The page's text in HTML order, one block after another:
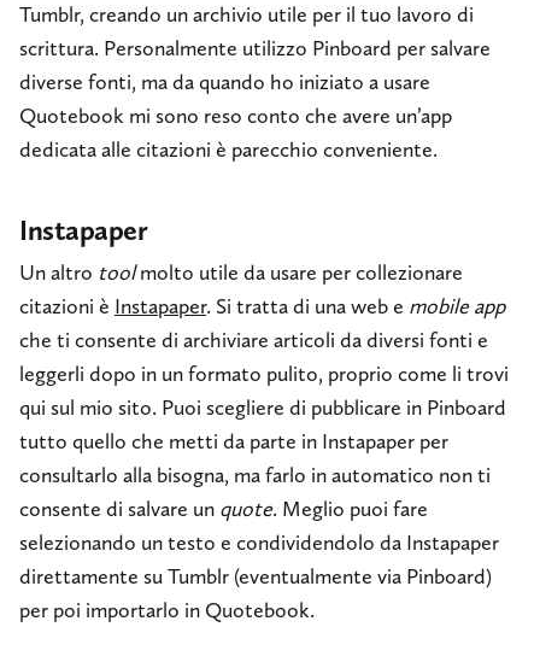
Tumblr, creando un archivio utile per il tuo lavoro di
scrittura. Personalmente utilizzo Pinboard per salvare
diverse fonti, ma da quando ho iniziato a usare
Quotebook mi sono reso conto che avere un’app
dedicata alle citazioni è parecchio conveniente.
Instapaper
Un altro toolmolto utile da usare per collezionare
citazioni è Instapaper. Si tratta di una web e mobile app
che ti consente di archiviare articoli da diversi fonti e
leggerli dopo in un formato pulito, proprio come li trovi
qui sul mio sito. Puoi scegliere di pubblicare in Pinboard
tutto quello che metti da parte in Instapaper per
consultarlo alla bisogna, ma farlo in automatico non ti
consente di salvare un quote. Meglio puoi fare
selezionando un testo e condividendolo da Instapaper
direttamente su Tumblr (eventualmente via Pinboard)
per poi importarlo in Quotebook.